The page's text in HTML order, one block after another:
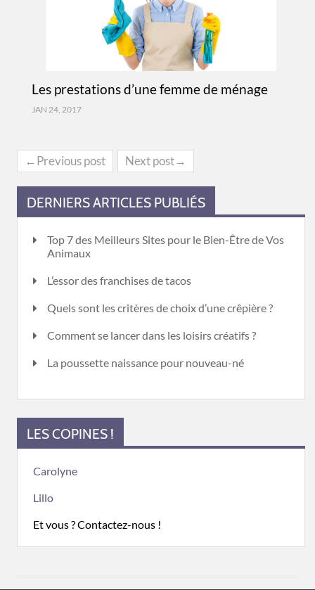
Les prestations d’une femme de ménage
JAN 24, 2017
←Previous post Next post→
DERNIERS ARTICLES PUBLIÉS
Top 7 des Meilleurs Sites pour le Bien-Être de Vos
Animaux
L’essor des franchises de tacos
Quels sont les critères de choix d’une crêpière ?
Comment se lancer dans les loisirs créatifs ?
La poussette naissance pour nouveau-né
LES COPINES !
Carolyne
Lillo
Et vous ? Contactez-nous !